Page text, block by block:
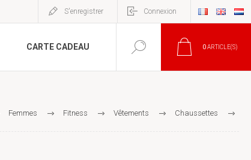
S'enregistrer Connexion
CARTE CADEAU 0ARTICLE(S)
Femmes Fitness Vêtements Chaussettes